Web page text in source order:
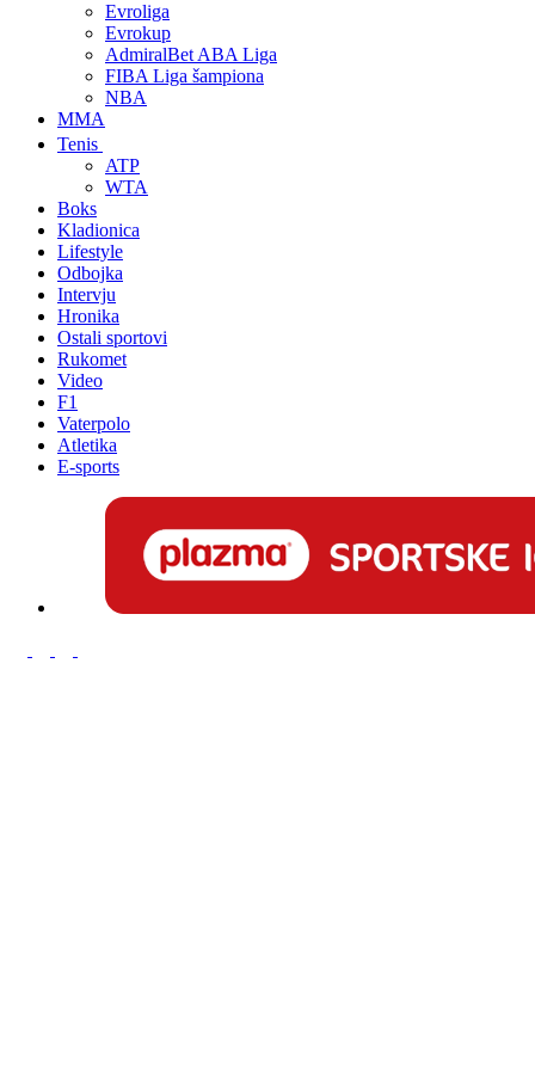
Evroliga
Evrokup
AdmiralBet ABA Liga
FIBA Liga šampiona
NBA
MMA
Tenis
ATP
WTA
Boks
Kladionica
Lifestyle
Odbojka
Intervju
Hronika
Ostali sportovi
Rukomet
Video
F1
Vaterpolo
Atletika
E-sports